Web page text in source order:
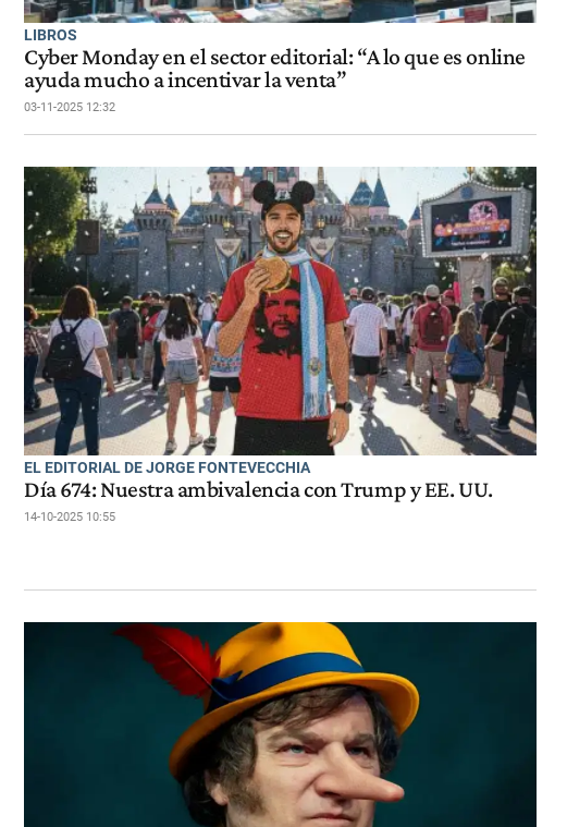
LIBROS
Cyber Monday en el sector editorial: “A lo que es online
ayuda mucho a incentivar la venta”
03-11-2025 12:32
EL EDITORIAL DE JORGE FONTEVECCHIA
Día 674: Nuestra ambivalencia con Trump y EE. UU.
14-10-2025 10:55